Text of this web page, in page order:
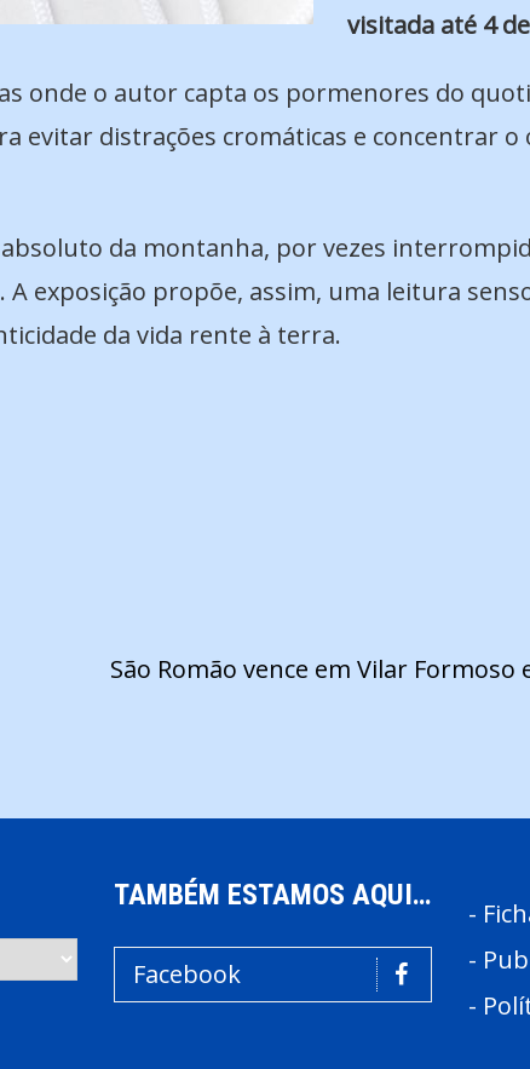
visitada até 4
onde o autor capta os pormenores do
evitar distrações cromáticas e concentrar
da montanha, por vezes
exposição propõe, assim, uma leitura
da vida rente à terra.
São Romão vence em Vilar
TAMBÉM ESTAMOS AQUI…
Facebook
-
-
-